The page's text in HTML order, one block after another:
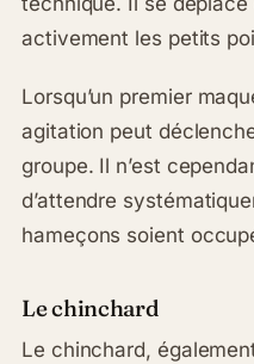
activement les petits
Lorsqu’un premier
agitation peut
groupe. Il n’est
d’attendre
hameçons soient
Le chinchard
Le chinchard,